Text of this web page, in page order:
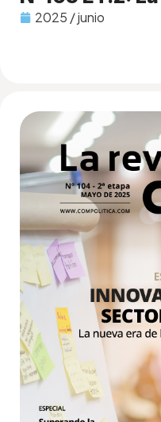
2025 / junio